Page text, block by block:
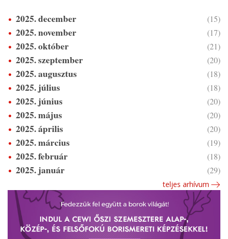
2025. december (15)
2025. november (17)
2025. október (21)
2025. szeptember (20)
2025. augusztus (18)
2025. július (18)
2025. június (20)
2025. május (20)
2025. április (20)
2025. március (19)
2025. február (18)
2025. január (29)
teljes arhívum